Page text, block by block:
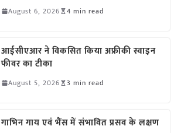
August 6, 2026 4 min read
आईसीएआर ने विकसित किया अफ्रीकी स्वाइन
फीवर का टीका
August 5, 2026 3 min read
गाभिन गाय एवं भैंस में संभावित प्रसव के लक्षण